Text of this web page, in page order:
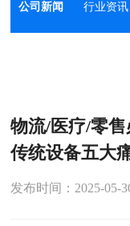
公司新闻 行业资讯
物流/医疗/零
传统设备五大
发布时间：2025-05-